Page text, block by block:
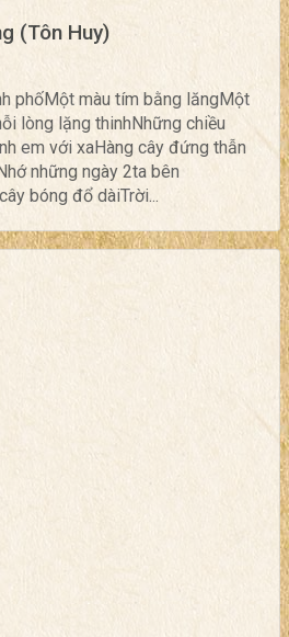
(Tôn Huy)
phốMột màu tím bằng lăngMột
lòng lặng thinhNhững chiều
em với xaHàng cây đứng thẫn
những ngày 2ta bên
bóng đổ dàiTrời...